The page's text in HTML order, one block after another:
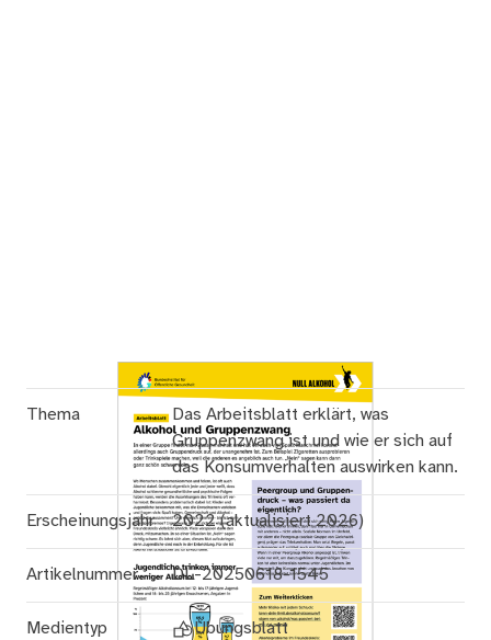
Thema
Das Arbeitsblatt erklärt, was
Gruppenzwang ist und wie er sich auf
das Konsumverhalten auswirken kann.
Erscheinungsjahr 2022 (aktualisiert 2026)
Artikelnummer DL-20250618-1545
Medientyp
Übungsblatt